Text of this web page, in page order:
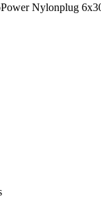
Nylonplug